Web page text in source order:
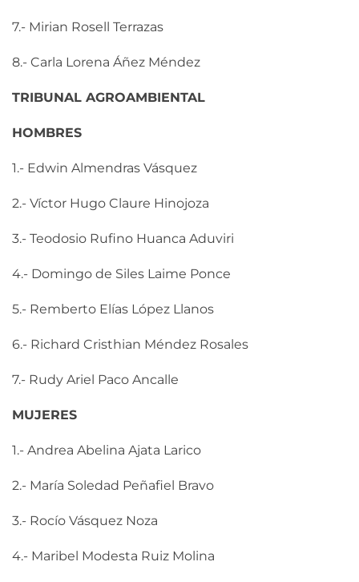
7.- Mirian Rosell Terrazas
8.- Carla Lorena Áñez Méndez
TRIBUNAL AGROAMBIENTAL
HOMBRES
1.- Edwin Almendras Vásquez
2.- Víctor Hugo Claure Hinojoza
3.- Teodosio Rufino Huanca Aduviri
4.- Domingo de Siles Laime Ponce
5.- Remberto Elías López Llanos
6.- Richard Cristhian Méndez Rosales
7.- Rudy Ariel Paco Ancalle
MUJERES
1.- Andrea Abelina Ajata Larico
2.- María Soledad Peñafiel Bravo
3.- Rocío Vásquez Noza
4.- Maribel Modesta Ruiz Molina